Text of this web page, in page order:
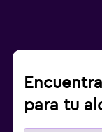
para tu